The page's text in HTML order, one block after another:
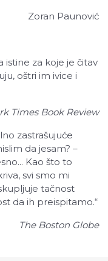
Zoran Paunović
istine za koje je čitav
oštri im ivice i
Times Book Review
zastrašujuće
da jesam? –
Kao što to
svi smo mi
tačnost
da ih preispitamo.“
The Boston Globe